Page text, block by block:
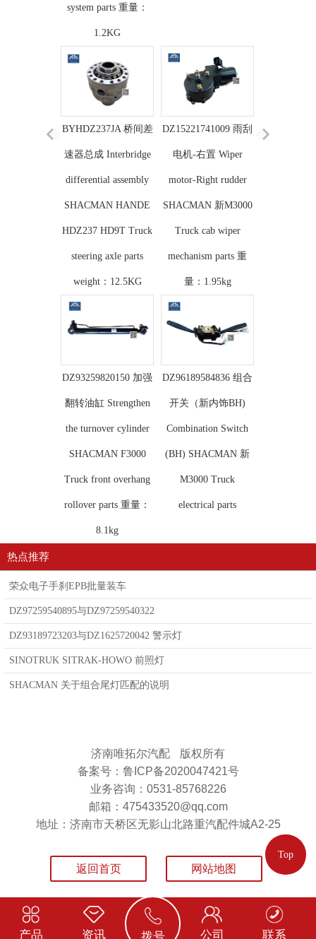
system parts 重量：
1.2KG
BYHDZ237JA 桥间差
速器总成 Interbridge
differential assembly
SHACMAN HANDE
HDZ237 HD9T Truck
steering axle parts
weight：12.5KG
DZ15221741009 雨刮
电机-右置 Wiper
motor-Right rudder
SHACMAN 新M3000
Truck cab wiper
mechanism parts 重
量：1.95kg
DZ93259820150 加强
翻转油缸 Strengthen
the turnover cylinder
SHACMAN F3000
Truck front overhang
rollover parts 重量：
8.1kg
DZ96189584836 组合
开关（新内饰BH)
Combination Switch
(BH) SHACMAN 新
M3000 Truck
electrical parts
热点推荐
荣众电子手刹EPB批量装车
DZ97259540895与DZ97259540322
DZ93189723203与DZ1625720042 警示灯
SINOTRUK SITRAK-HOWO 前照灯
SHACMAN 关于组合尾灯匹配的说明
济南唯拓尔汽配
版权所有
备案号：鲁ICP备2020047421号
业务咨询：0531-85768226
邮箱：475433520@qq.com
地址：济南市天桥区无影山北路重汽配件城A2-25
返回首页 网站地图
产品 资讯 公司 联系
Top